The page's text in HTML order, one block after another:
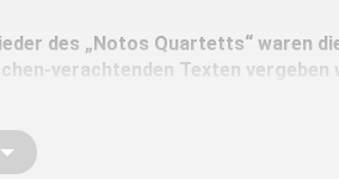
des „Notos Quartetts“ waren
verachtenden Texten
gegründete Berliner Ensemble
Spezies der reinen